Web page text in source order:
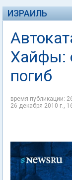
ИЗРАИЛЬ
Хайфы:
погиб
время публикации:
26 декабря 2010 г.,